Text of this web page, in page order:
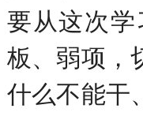
要从这次
板、弱项，
什么不能干